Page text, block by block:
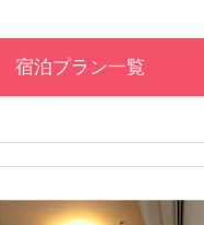
宿泊プラン一覧